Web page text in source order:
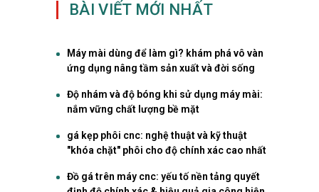
BÀI VIẾT MỚI NHẤT
Máy mài dùng để làm gì? khám phá vô vàn
ứng dụng nâng tầm sản xuất và đời sống
Độ nhám và độ bóng khi sử dụng máy mài:
nắm vững chất lượng bề mặt
gá kẹp phôi cnc: nghệ thuật và kỹ thuật
"khóa chặt" phôi cho độ chính xác cao nhất
Đồ gá trên máy cnc: yếu tố nền tảng quyết